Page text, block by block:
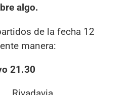
algo.
de la fecha 12
manera:
21.30